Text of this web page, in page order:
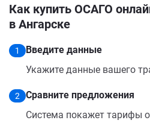
Как купить ОСАГО
в Ангарске
1
Введите данные
Укажите данные вашего
2
Сравните предложения
Система покажет тарифы